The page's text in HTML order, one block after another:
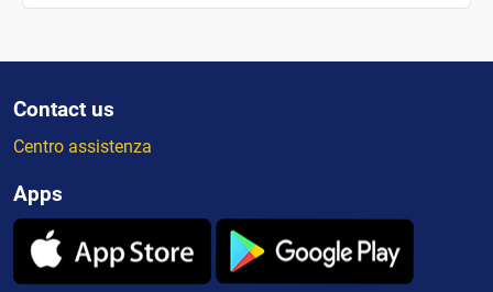
Contact us
Centro assistenza
Apps